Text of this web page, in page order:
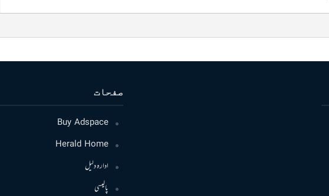
صفحات
Buy Adspace
Herald Home
ادارہ دلیل
پالیسی